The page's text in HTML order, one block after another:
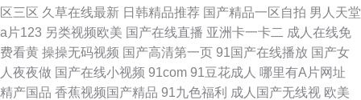
区三区 久草在线最新 日韩精品推荐 国产精品一区自拍 男人天堂
a片123 另类视频欧美 国产在线直播 亚洲卡一卡二 成人在线免
费看黄 操操无码视频 国产高清第一页 91国产在线播放 国产女
人夜夜做 国产在线小视频 91com 91豆花成人 哪里有A片网址
精产国品 香蕉视频国产精品 91九色福利 成人国产无线视 欧美